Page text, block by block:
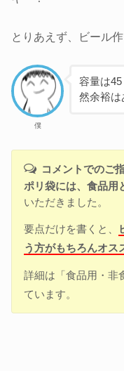
とりあえず、ビール
僕
容量は
然余裕
コメントでのご
ポリ袋には、食品用
いただきました。
要点だけを書くと、
う方がもちろんオス
詳細は「食品用・非
ています。